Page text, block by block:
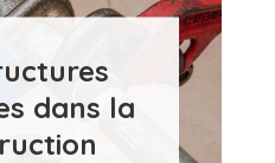
dans la